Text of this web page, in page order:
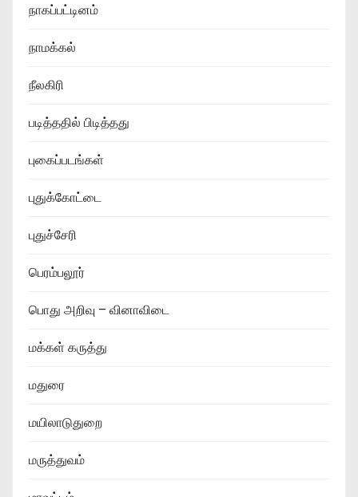
நாகப்பட்டினம்
நாமக்கல்
நீலகிரி
படித்ததில் பிடித்தது
புகைப்படங்கள்
புதுக்கோட்டை
புதுச்சேரி
பெரம்பலூர்
பொது அறிவு – வினாவிடை
மக்கள் கருத்து
மதுரை
மயிலாடுதுறை
மருத்துவம்